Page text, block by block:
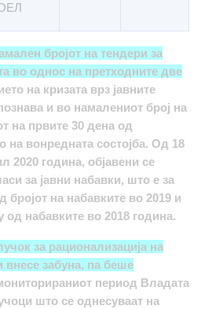
бројот на тендери за
во однос на претходните две
на кризата врз јавните
и во намалениот број на
на првите 30 дена од
на вонредната состојба. Од 18
2020 година, објавени се
за јавни набавки, што е за
бројот на набавките во 2019 и
од набавките во 2018 година.
за рационализација на
внесе забуна, па беше
период Владата
што се однесуваат на